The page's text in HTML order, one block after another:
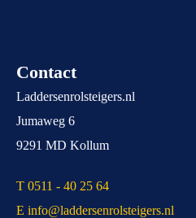
Contact
Laddersenrolsteigers.nl
Jumaweg 6
9291 MD Kollum
T 0511 - 40 25 64
E info@laddersenrolsteigers.nl